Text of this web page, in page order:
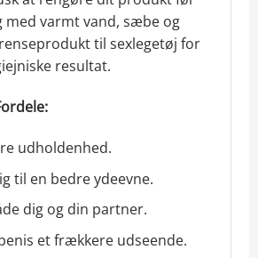
med varmt vand, sæbe og
til sexlegetøj for
resultat.
udholdenhed.
til en bedre ydeevne.
dig og din partner.
et frækkere udseende.